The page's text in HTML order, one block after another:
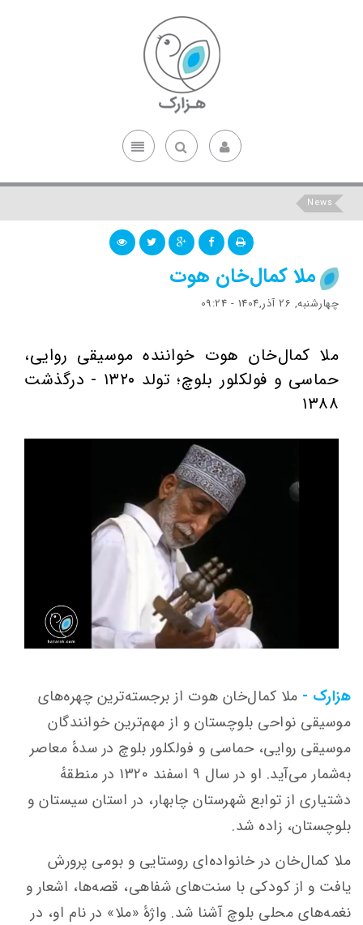
News
ملا کمال‌خان هوت
چهارشنبه, 26 آذر,1404 - 09:24
ملا کمال‌خان هوت خواننده موسیقی روایی،
حماسی و فولکلور بلوچ؛ تولد ۱۳۲۰ - درگذشت
۱۳۸۸
هزارک - ملا کمال‌خان هوت از برجسته‌ترین چهره‌های
موسیقی نواحی بلوچستان و از مهم‌ترین خوانندگان
موسیقی روایی، حماسی و فولکلور بلوچ در سدهٔ معاصر
به‌شمار می‌آید. او در سال ۹ اسفند ۱۳۲۰ در منطقهٔ
دشتیاری از توابع شهرستان چابهار، در استان سیستان و
بلوچستان، زاده شد.
ملا کمال‌خان در خانواده‌ای روستایی و بومی پرورش
یافت و از کودکی با سنت‌های شفاهی، قصه‌ها، اشعار و
نغمه‌های محلی بلوچ آشنا شد. واژهٔ «ملا» در نام او، در